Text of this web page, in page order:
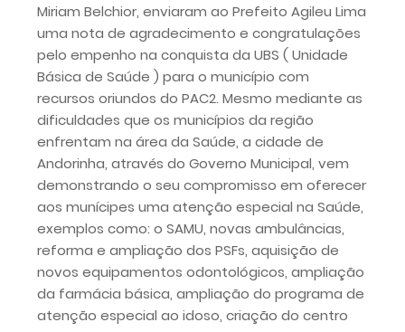
Miriam Belchior, enviaram ao Prefeito Agileu Lima
uma nota de agradecimento e congratulações
pelo empenho na conquista da UBS ( Unidade
Básica de Saúde ) para o município com
recursos oriundos do PAC2. Mesmo mediante as
dificuldades que os municípios da região
enfrentam na área da Saúde, a cidade de
Andorinha, através do Governo Municipal, vem
demonstrando o seu compromisso em oferecer
aos munícipes uma atenção especial na Saúde,
exemplos como: o SAMU, novas ambulâncias,
reforma e ampliação dos PSFs, aquisição de
novos equipamentos odontológicos, ampliação
da farmácia básica, ampliação do programa de
atenção especial ao idoso, criação do centro